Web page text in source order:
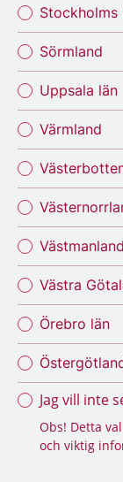
Stockholms
Sörmland
Uppsala län
Värmland
Västmanland
Västra
Örebro län
Jag vill inte
Obs! Detta
och viktig